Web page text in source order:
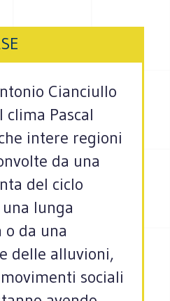
Cianciullo
Pascal
intere regioni
da una
del ciclo
lunga
da una
delle alluvioni,
sociali